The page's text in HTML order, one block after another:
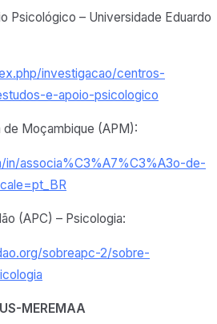
Psicológico – Universidade Eduardo
investigacao/centros-
e-apoio-psicologico
Moçambique (APM):
associa%C3%A7%C3%A3o-de-
(APC) – Psicologia:
sobreapc-2/sobre-
MEREMAA